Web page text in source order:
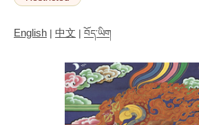
English | 中文 | བོད་ཡིག